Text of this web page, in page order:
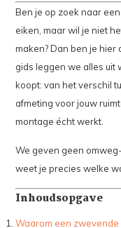
Ben je op zoek naar
eiken, maar wil je niet
maken? Dan ben je hier
gids leggen we alles uit
koopt: van het verschil
afmeting voor jouw
montage écht werkt.
We geven geen
weet je precies welke
Inhoudsopgave
Waarom een zwevende